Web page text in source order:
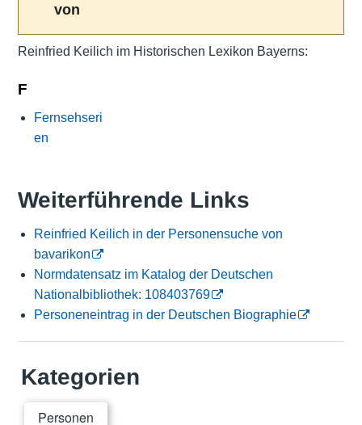
von
Reinfried Keilich im Historischen Lexikon Bayerns:
F
Fernsehseri
en
Weiterführende Links
Reinfried Keilich in der Personensuche von
bavarikon
Normdatensatz im Katalog der Deutschen
Nationalbibliothek: 108403769
Personeneintrag in der Deutschen Biographie
Kategorien
Personen